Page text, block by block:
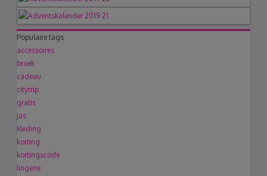
Populaire tags
accessoires
broek
cadeau
citytrip
gratis
jas
kleding
korting
kortingscode
lingerie